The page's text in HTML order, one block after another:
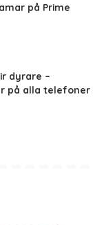
på Prime
dyrare –
på alla telefoner